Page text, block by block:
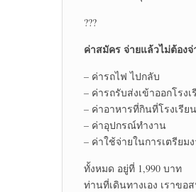
???
ค่าสมัคร จ่ายแล้วไม่ต้องจ่
– ค่ารถไฟ ไปกลับ
– ค่ารถรับส่งเข้าออกโรงเ
– ค่าอาหารที่กินที่โรงเรียน
– ค่าอุปกรณ์ทำงาน
– ค่าใช้จ่ายในการเตรียม
ทั้งหมด อยู่ที่ 1,990 บาท
ท่านที่เดินทางเอง เราข